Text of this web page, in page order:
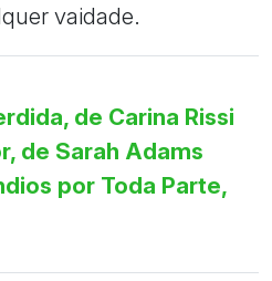
vaidade.
de Carina Rissi
de Sarah Adams
por Toda Parte,